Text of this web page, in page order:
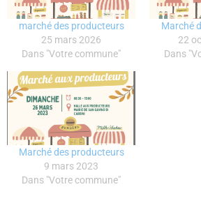
marché des producteurs
25 mars 2026
Dans "Votre commune"
Marché
22
Dans
Marché des producteurs
9 mars 2023
Dans "Votre commune"